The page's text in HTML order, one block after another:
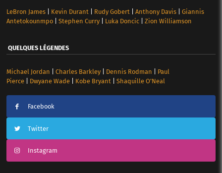
LeBron James| Kevin Durant Rudy Gobert Anthony Davis| Giannis
Antetokounmpo| Stephen Curry| Luka Doncic| Zion Williamson
QUELQUES LÉGENDES
Michael Jordan Charles Barkley| Dennis Rodman
Paul
Pierce| Dwyane Wade| Kobe Bryant| Shaquille O’Neal
Facebook
Twitter
Instagram